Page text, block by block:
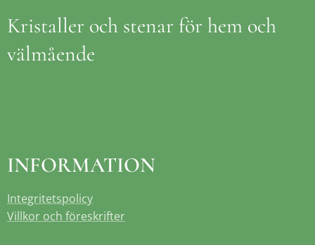
Kristaller och stenar för hem och
välmående
INFORMATION
Integritetspolicy
Villkor och föreskrifter